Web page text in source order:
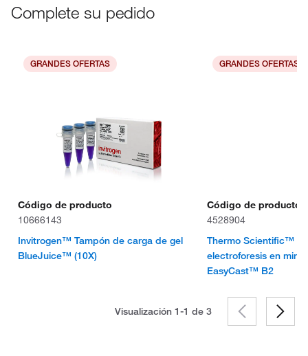
Complete su pedido
GRANDES OFERTAS
Código de producto
10666143
Invitrogen™ Tampón de carga de gel
BlueJuice™ (10X)
GRANDES OFERTAS
Código de producto
4528904
Thermo Scientific™
electroforesis en
EasyCast™ B2
Visualización 1-1 de 3